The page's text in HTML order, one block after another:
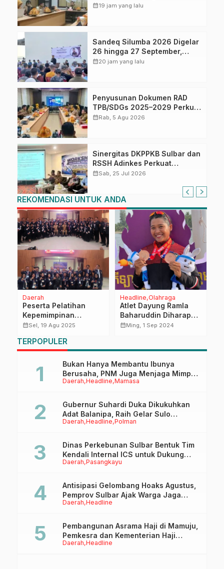
Penyusunan RAD TPB/SDGs
calendar_month19 jam yang lalu
Sandeq Silumba 2026 Digelar
26 hingga 27 September,
Rangkaian HUT Sulbar
calendar_month20 jam yang lalu
Penyusunan Dokumen RAD
TPB/SDGs 2025–2029 Perkuat
Arah Pembangunan
calendar_monthRab, 5 Agu 2026
Sinergitas DKPPKB Sulbar dan
RSSH Adinkes Perkuat
Integrasi Program AIDS,
calendar_monthSab, 25 Jul 2026
REKOMENDASI UNTUK ANDA
Daerah
Peserta Pelatihan
Kepemimpinan
Administrator Pemprov
di Maros
calendar_monthSel, 19 Agu 2025
Headline Olahraga
Atlet Dayung Ramla
Baharuddin Diharap
Persembahkan Medali
calendar_monthMing, 1 Sep 2024
TERPOPULER
Daerah Headline Mamasa
Bukan Hanya Membantu Ibunya
Berusaha, PNM Juga Menjaga Mimpi
Anaknya Untuk Menggapai Cita-Cita
Daerah Headline Polman
Gubernur Suhardi Duka Dikukuhkan
Adat Balanipa, Raih Gelar Sulo
Tappidena
Daerah Pasangkayu
Dinas Perkebunan Sulbar Bentuk Tim
Kendali Internal ICS untuk Dukung
Sertifikasi ISPO Pekebun di
Daerah Headline
Antisipasi Gelombang Hoaks Agustus,
Pemprov Sulbar Ajak Warga Jaga
Ruang Digital
Daerah Headline
Pembangunan Asrama Haji di Mamuju,
Pemkesra dan Kementerian Haji
Sulbar Tinjau Lokasi